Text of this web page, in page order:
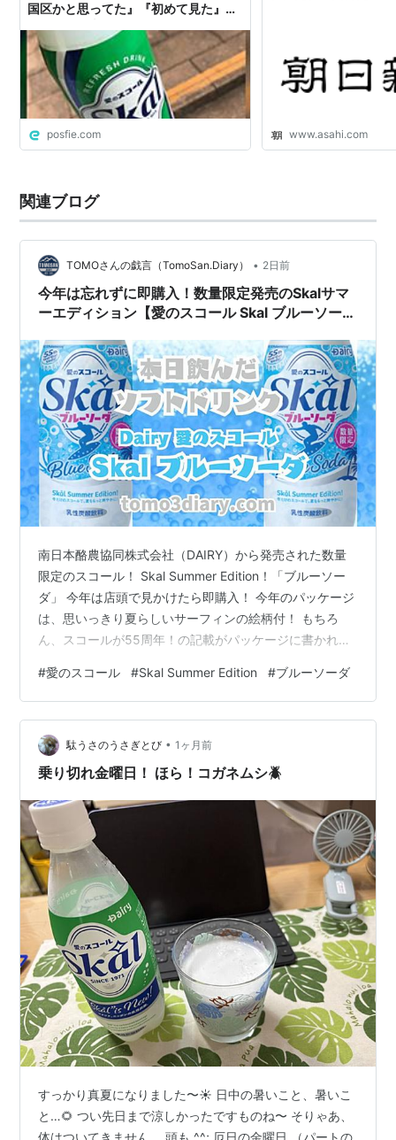
国区かと思ってた』『初めて見た』
posfie.com www.asahi.com
関連ブログ
TOMOさんの戯言（TomoSan.Diary） • 2日前
今年は忘れずに即購入！数量限定発売のSkalサマ
ーエディション【愛のスコール Skal ブルーソー
南日本酪農協同株式会社（DAIRY）から発売された数量
限定のスコール！ Skal Summer Edition！「ブルーソー
ダ」 今年は店頭で見かけたら即購入！ 今年のパッケージ
は、思いっきり夏らしいサーフィンの絵柄付！ もちろ
ん、スコールが55周年！の記載がパッケージに書かれて
ルの55周年についても語られています。 2026新春トッ
プメッセージ ー『南日本酪農協同株式会社』 いつも、購
入できずに飲む機会を逃していた「スコール ブルーソー
ダ」！ かなり気になるドリンクです！ ということで、こ
の白っぽい水色の炭酸飲料を楽し…
#愛のスコール #Skal Summer Edition #ブルーソーダ
駄うさのうさぎとび • 1ヶ月前
乗り切れ金曜日！ ほら！コガネムシ🪲
すっかり真夏になりました〜☀️ 日中の暑いこと、暑いこ
と…🌻 つい先日まで涼しかったですものね〜 そりゃあ、
体はついてきません、 頭も ^^; 厄日の金曜日 （パートの